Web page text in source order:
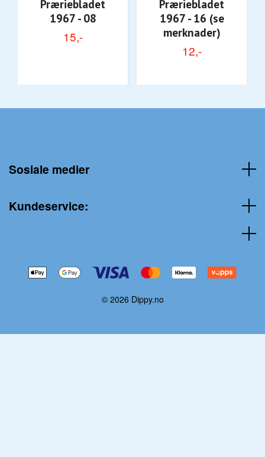
Præriebladet
1967 - 08
15,-
Præriebladet
1967 - 16 (se
merknader)
12,-
Sosiale medier
Kundeservice:
© 2026 Dippy.no